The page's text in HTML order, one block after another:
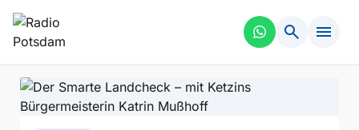
search menu